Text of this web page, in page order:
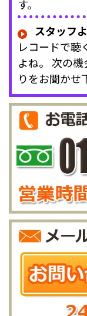
す。
スタッフ
レコードで聴
よね。 次の
りをお聞かせ